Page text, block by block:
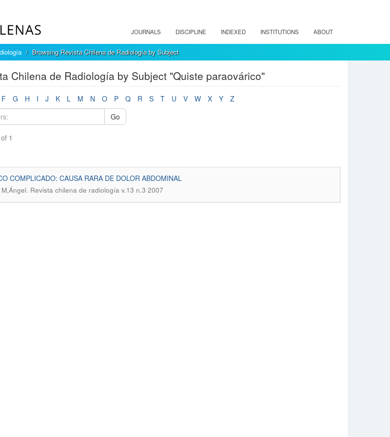
JOURNALS DISCIPLINE INDEXED INSTITUTIONS ABOUT
Browsing Revista Chilena de Radiología by Subject
Chilena de Radiología by Subject "Quiste paraovárico"
F G H I J K L M N O P Q R S T U V W X Y
Z
Go
1
COMPLICADO: CAUSA RARA DE DOLOR ABDOMINAL
. Revista chilena de radiología v.13 n.3 2007